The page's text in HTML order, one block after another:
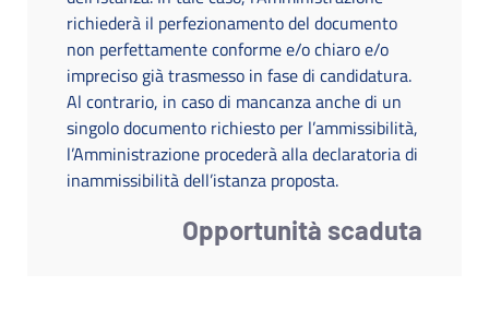
richiederà il perfezionamento del documento
non perfettamente conforme e/o chiaro e/o
impreciso già trasmesso in fase di candidatura.
Al contrario, in caso di mancanza anche di un
singolo documento richiesto per l’ammissibilità,
l’Amministrazione procederà alla declaratoria di
inammissibilità dell’istanza proposta.
Opportunità scaduta